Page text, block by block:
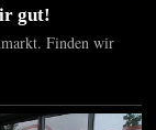
gut!
Finden wir